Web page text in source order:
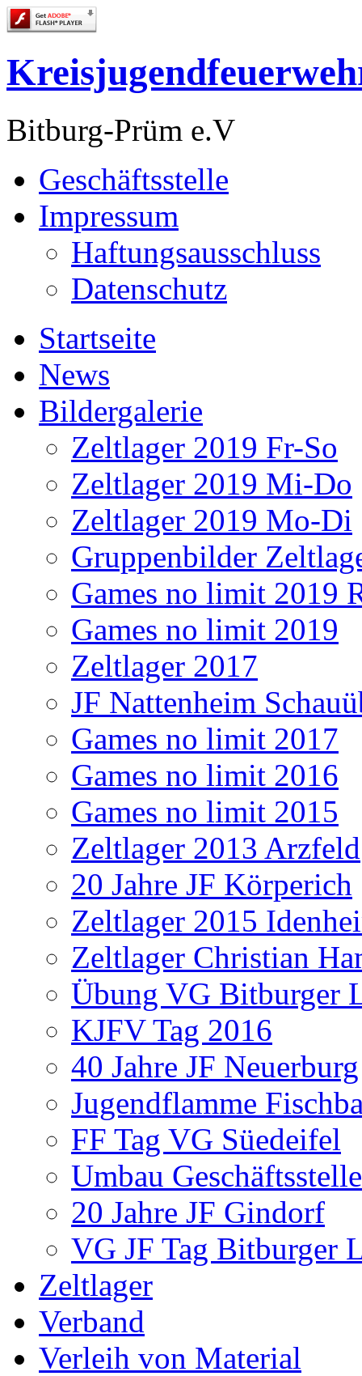
Bitburg-Prüm e.V
Geschäftsstelle
Impressum
Haftungsausschluss
Datenschutz
Startseite
News
Bildergalerie
Zeltlager 2019 Fr-So
Zeltlager 2019 Mi-Do
Zeltlager 2019 Mo-Di
Gruppenbilder
Games no limit 2019
Games no limit 2019
Zeltlager 2017
JF Nattenheim
Games no limit 2017
Games no limit 2016
Games no limit 2015
Zeltlager 2013 Arzfeld
20 Jahre JF Körperich
Zeltlager 2015
Zeltlager Christian
Übung VG Bitburger
KJFV Tag 2016
40 Jahre JF Neuerburg
Jugendflamme
FF Tag VG Süedeifel
Umbau Geschäftsstelle
20 Jahre JF Gindorf
VG JF Tag Bitburger
Zeltlager
Verband
Verleih von Material